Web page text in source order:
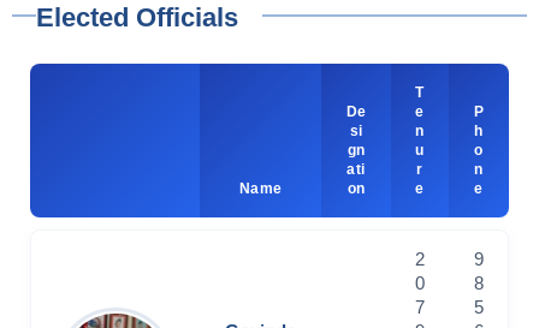
Elected Officials
Name
De
si
gn
ati
on
T
e
n
u
r
e
P
h
o
n
e
2
0
7
9
8
5